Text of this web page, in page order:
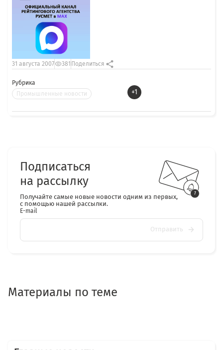
Рубрика
Промышленные новости
+1
31 августа 2007 381 Поделиться
Подписаться
на рассылку
Получайте самые новые новости одним из первых,
с помощью нашей рассылки.
E-mail
Отправить
Материалы по теме